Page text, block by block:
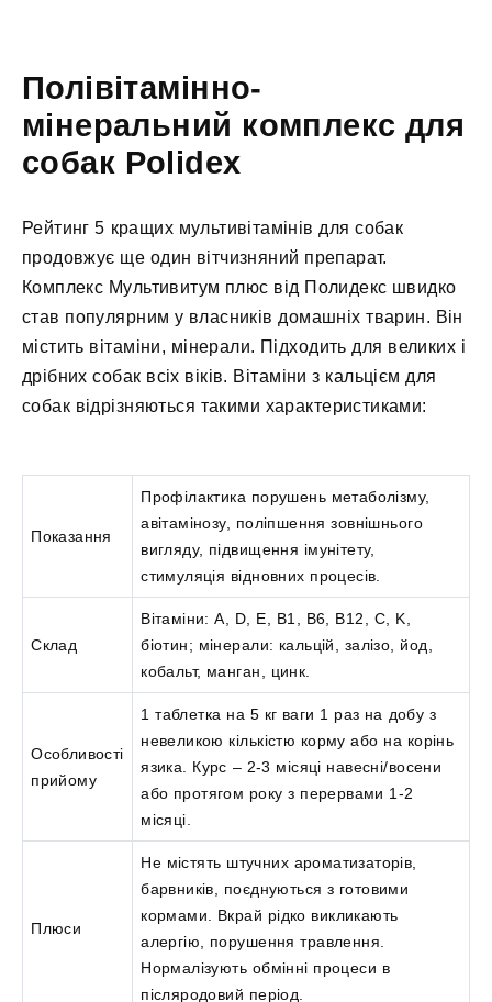
Полівітамінно-
мінеральний комплекс для
собак Polidex
Рейтинг 5 кращих мультивітамінів для собак
продовжує ще один вітчизняний препарат.
Комплекс Мультивитум плюс від Полидекс швидко
став популярним у власників домашніх тварин. Він
містить вітаміни, мінерали. Підходить для великих і
дрібних собак всіх віків. Вітаміни з кальцієм для
собак відрізняються такими характеристиками:
Показання
Профілактика порушень метаболізму,
авітамінозу, поліпшення зовнішнього
вигляду, підвищення імунітету,
стимуляція відновних процесів.
Склад
Вітаміни: A, D, E, B1, B6, B12, C, K,
біотин; мінерали: кальцій, залізо, йод,
кобальт, манган, цинк.
Особливості
прийому
1 таблетка на 5 кг ваги 1 раз на добу з
невеликою кількістю корму або на корінь
язика. Курс – 2-3 місяці навесні/восени
або протягом року з перервами 1-2
місяці.
Плюси
Не містять штучних ароматизаторів,
барвників, поєднуються з готовими
кормами. Вкрай рідко викликають
алергію, порушення травлення.
Нормалізують обмінні процеси в
післяродовий період.